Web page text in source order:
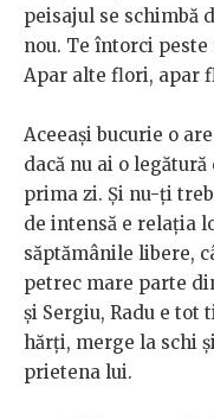
peisajul se schimbă
nou. Te întorci peste
Apar alte flori, apar
Aceeași bucurie o
dacă nu ai o
prima zi. Și nu-ți
de intensă e relația
săptămânile libere,
petrec mare parte
și Sergiu, Radu e tot
hărți, merge la schi
prietena lui.